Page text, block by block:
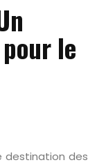
le
destination des